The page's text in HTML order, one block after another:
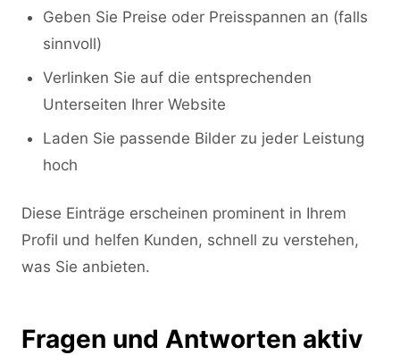
Geben Sie Preise oder Preisspannen an (falls
sinnvoll)
Verlinken Sie auf die entsprechenden
Unterseiten Ihrer Website
Laden Sie passende Bilder zu jeder Leistung
hoch
Diese Einträge erscheinen prominent in Ihrem
Profil und helfen Kunden, schnell zu verstehen,
was Sie anbieten.
Fragen und Antworten aktiv